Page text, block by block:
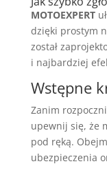
MOTOEXPERT
dzięki prostym
został
i najbardziej
Wstępne
Zanim
upewnij się, że
pod ręką.
ubezpieczenia